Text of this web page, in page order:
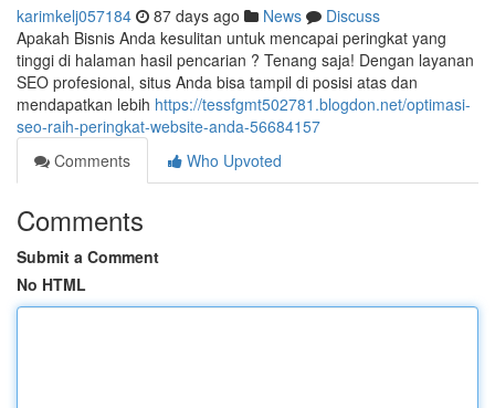
karimkelj057184 87 days ago News
Discuss
Apakah Bisnis Anda kesulitan untuk mencapai peringkat yang
tinggi di halaman hasil pencarian ? Tenang saja! Dengan layanan
SEO profesional, situs Anda bisa tampil di posisi atas dan
mendapatkan lebih https://tessfgmt502781.blogdon.net/optimasi-
seo-raih-peringkat-website-anda-56684157
Comments
Who Upvoted
Comments
Submit a Comment
No HTML